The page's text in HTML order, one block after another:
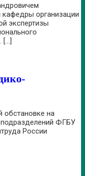
организации
экспертизы
[…]
обстановке на
ФГБУ
России